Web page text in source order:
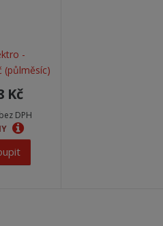
-
(půlměsíc)
Kč
bez DPH